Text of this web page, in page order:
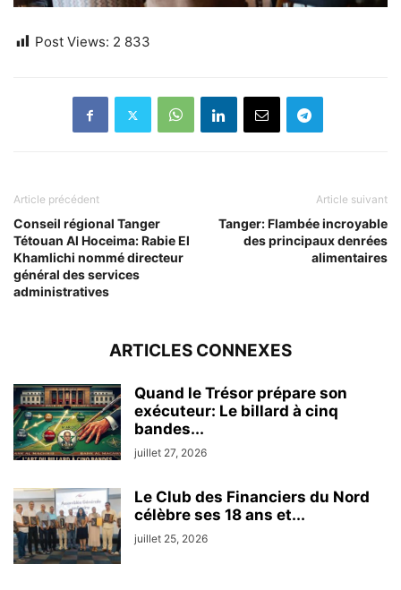
Post Views: 2 833
Article précédent
Conseil régional Tanger
Tétouan Al Hoceima: Rabie El
Khamlichi nommé directeur
général des services
administratives
Article suivant
Tanger: Flambée incroyable
des principaux denrées
alimentaires
ARTICLES CONNEXES
Quand le Trésor prépare son
exécuteur: Le billard à cinq
bandes...
juillet 27, 2026
Le Club des Financiers du Nord
célèbre ses 18 ans et...
juillet 25, 2026